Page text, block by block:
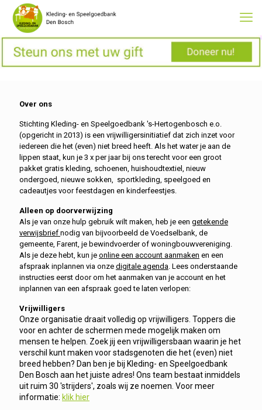
Over ons
Stichting Kleding- en Speelgoedbank 's-Hertogenbosch e.o.
(opgericht in 2013) is een vrijwilligersinitiatief dat zich inzet voor
iedereen die het (even) niet breed heeft. Als het water je aan de
lippen staat, kun je 3 x per jaar bij ons terecht voor een groot
pakket gratis kleding, schoenen, huishoudtextiel, nieuw
ondergoed, nieuwe sokken, sportkleding, speelgoed en
cadeautjes voor feestdagen en kinderfeestjes.
Alleen op doorverwijzing
Als je van onze hulp gebruik wilt maken, heb je een getekende
verwijsbrief nodig van bijvoorbeeld de Voedselbank, de
gemeente, Farent, je bewindvoerder of woningbouwvereniging.
Als je deze hebt, kun je online een account aanmaken en een
afspraak inplannen via onze digitale agenda. Lees onderstaande
instructies eerst door om het aanmaken van je account en het
inplannen van een afspraak goed te laten verlopen:
Vrijwilligers
Onze organisatie draait volledig op vrijwilligers. Toppers die
voor en achter de schermen mede mogelijk maken om
mensen te helpen. Zoek jij een vrijwilligersbaan waarin je het
verschil kunt maken voor stadsgenoten die het (even) niet
breed hebben? Dan ben je bij Kleding- en Speelgoedbank
Den Bosch aan het juiste adres! Ons team bestaat inmiddels
uit ruim 30 'strijders', zoals wij ze noemen. Voor meer
informatie: klik hier